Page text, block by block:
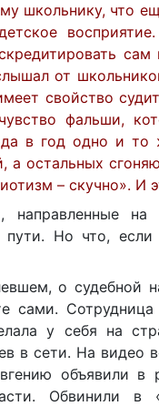
школьнику, что
от
свойство
фальши,
в год одно и то
остальных
– скучно». И
Но что,
о судебной
Сотрудница
у себя на
в сети. На видео
объявили
Обвинили в